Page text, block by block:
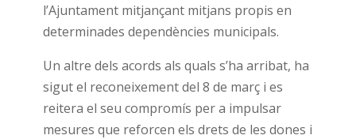
l’Ajuntament mitjançant mitjans propis en
determinades dependències municipals.
Un altre dels acords als quals s’ha arribat, ha
sigut el reconeixement del 8 de març i es
reitera el seu compromís per a impulsar
mesures que reforcen els drets de les dones i